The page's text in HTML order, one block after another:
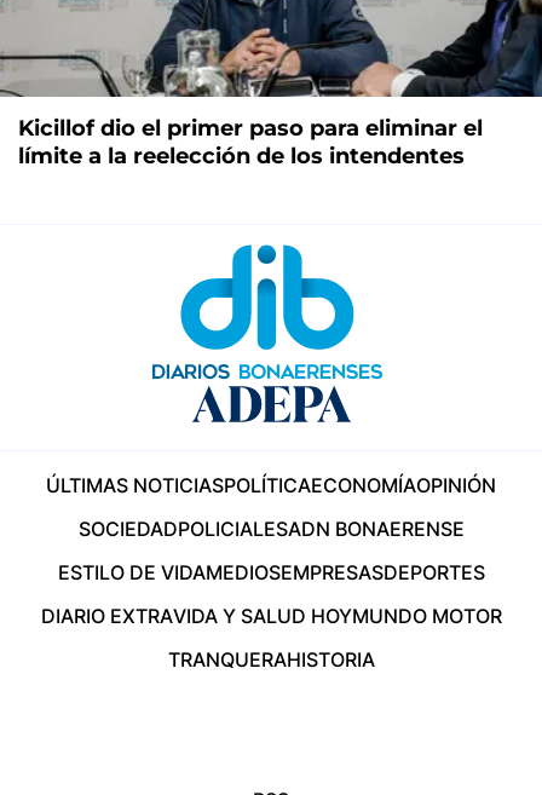
Kicillof dio el primer paso para eliminar el
límite a la reelección de los intendentes
ÚLTIMAS NOTICIASPOLÍTICAECONOMÍAOPINIÓN
SOCIEDADPOLICIALESADN BONAERENSE
ESTILO DE VIDAMEDIOSEMPRESASDEPORTES
DIARIO EXTRAVIDA Y SALUD HOYMUNDO MOTOR
TRANQUERAHISTORIA